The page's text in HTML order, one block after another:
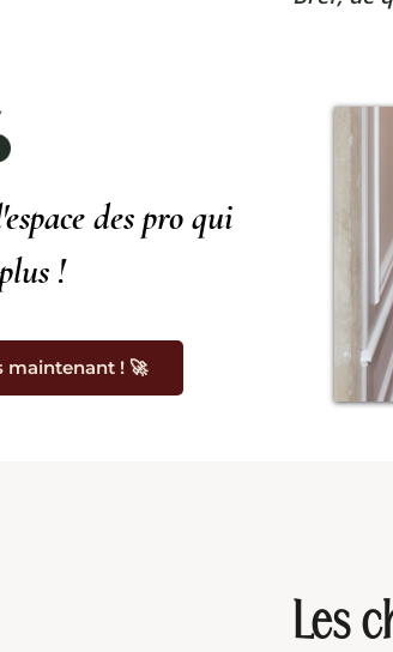
des pro qui
!
maintenant ! 🚀
Les